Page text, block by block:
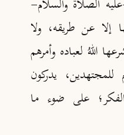
الصلاة والسلام-
إلا عن طريقه، ولا
اللهُ لعباده وأمرهم
للمجتهدين، يدركون
على ضوء ما